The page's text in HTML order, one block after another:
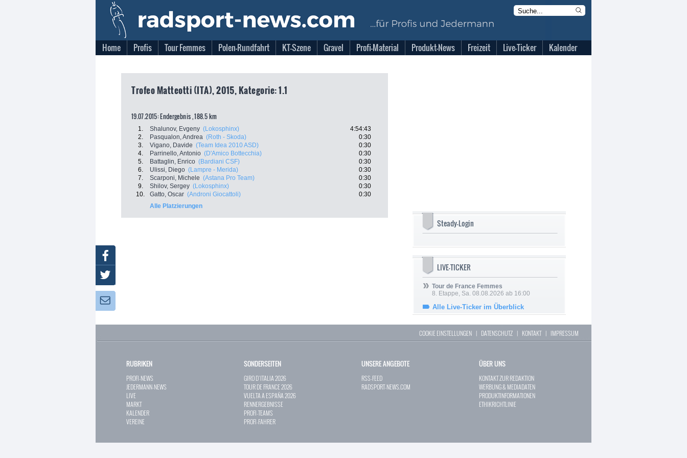
Home Profis Tour Femmes Polen-Rundfahrt KT-Szene Gravel Profi-Material Produkt-News Freizeit Live-Ticker Kalender
Trofeo Matteotti (ITA), 2015, Kategorie: 1.1
19.07.2015: Endergebnis , 188.5 km
1. Shalunov, Evgeny (Lokosphinx)
4:54:43
2.
Pasqualon, Andrea (Roth - Skoda)
0:30
3.
Vigano, Davide (Team Idea 2010 ASD)
0:30
4.
Parrinello, Antonio (D'Amico Bottecchia)
0:30
5.
Battaglin, Enrico (Bardiani CSF)
0:30
6.
Ulissi, Diego (Lampre - Merida)
0:30
7.
Scarponi, Michele (Astana Pro Team)
0:30
9.
Shilov, Sergey (Lokosphinx)
0:30
10.
Gatto, Oscar (Androni Giocattoli)
0:30
Alle Platzierungen
Steady-Login
LIVE-TICKER
Tour de France Femmes
8. Etappe, Sa. 08.08.2026 ab 16:00
Alle Live-Ticker im Überblick
COOKIE EINSTELLUNGEN | DATENSCHUTZ | KONTAKT| IMPRESSUM
RUBRIKEN
PROFI-NEWS
JEDERMANN-NEWS
LIVE
MARKT
KALENDER
VEREINE
SONDERSEITEN
GIRO D`ITALIA 2026
TOUR DE FRANCE 2026
VUELTA A ESPAÑA 2026
RENNERGEBNISSE
PROFI-TEAMS
PROFI-FAHRER
UNSERE ANGEBOTE
RSS-FEED
RADSPORT-NEWS.COM
ÜBER UNS
KONTAKT ZUR REDAKTION
WERBUNG & MEDIADATEN
PRODUKTINFORMATIONEN
ETHIKRICHTLINIE